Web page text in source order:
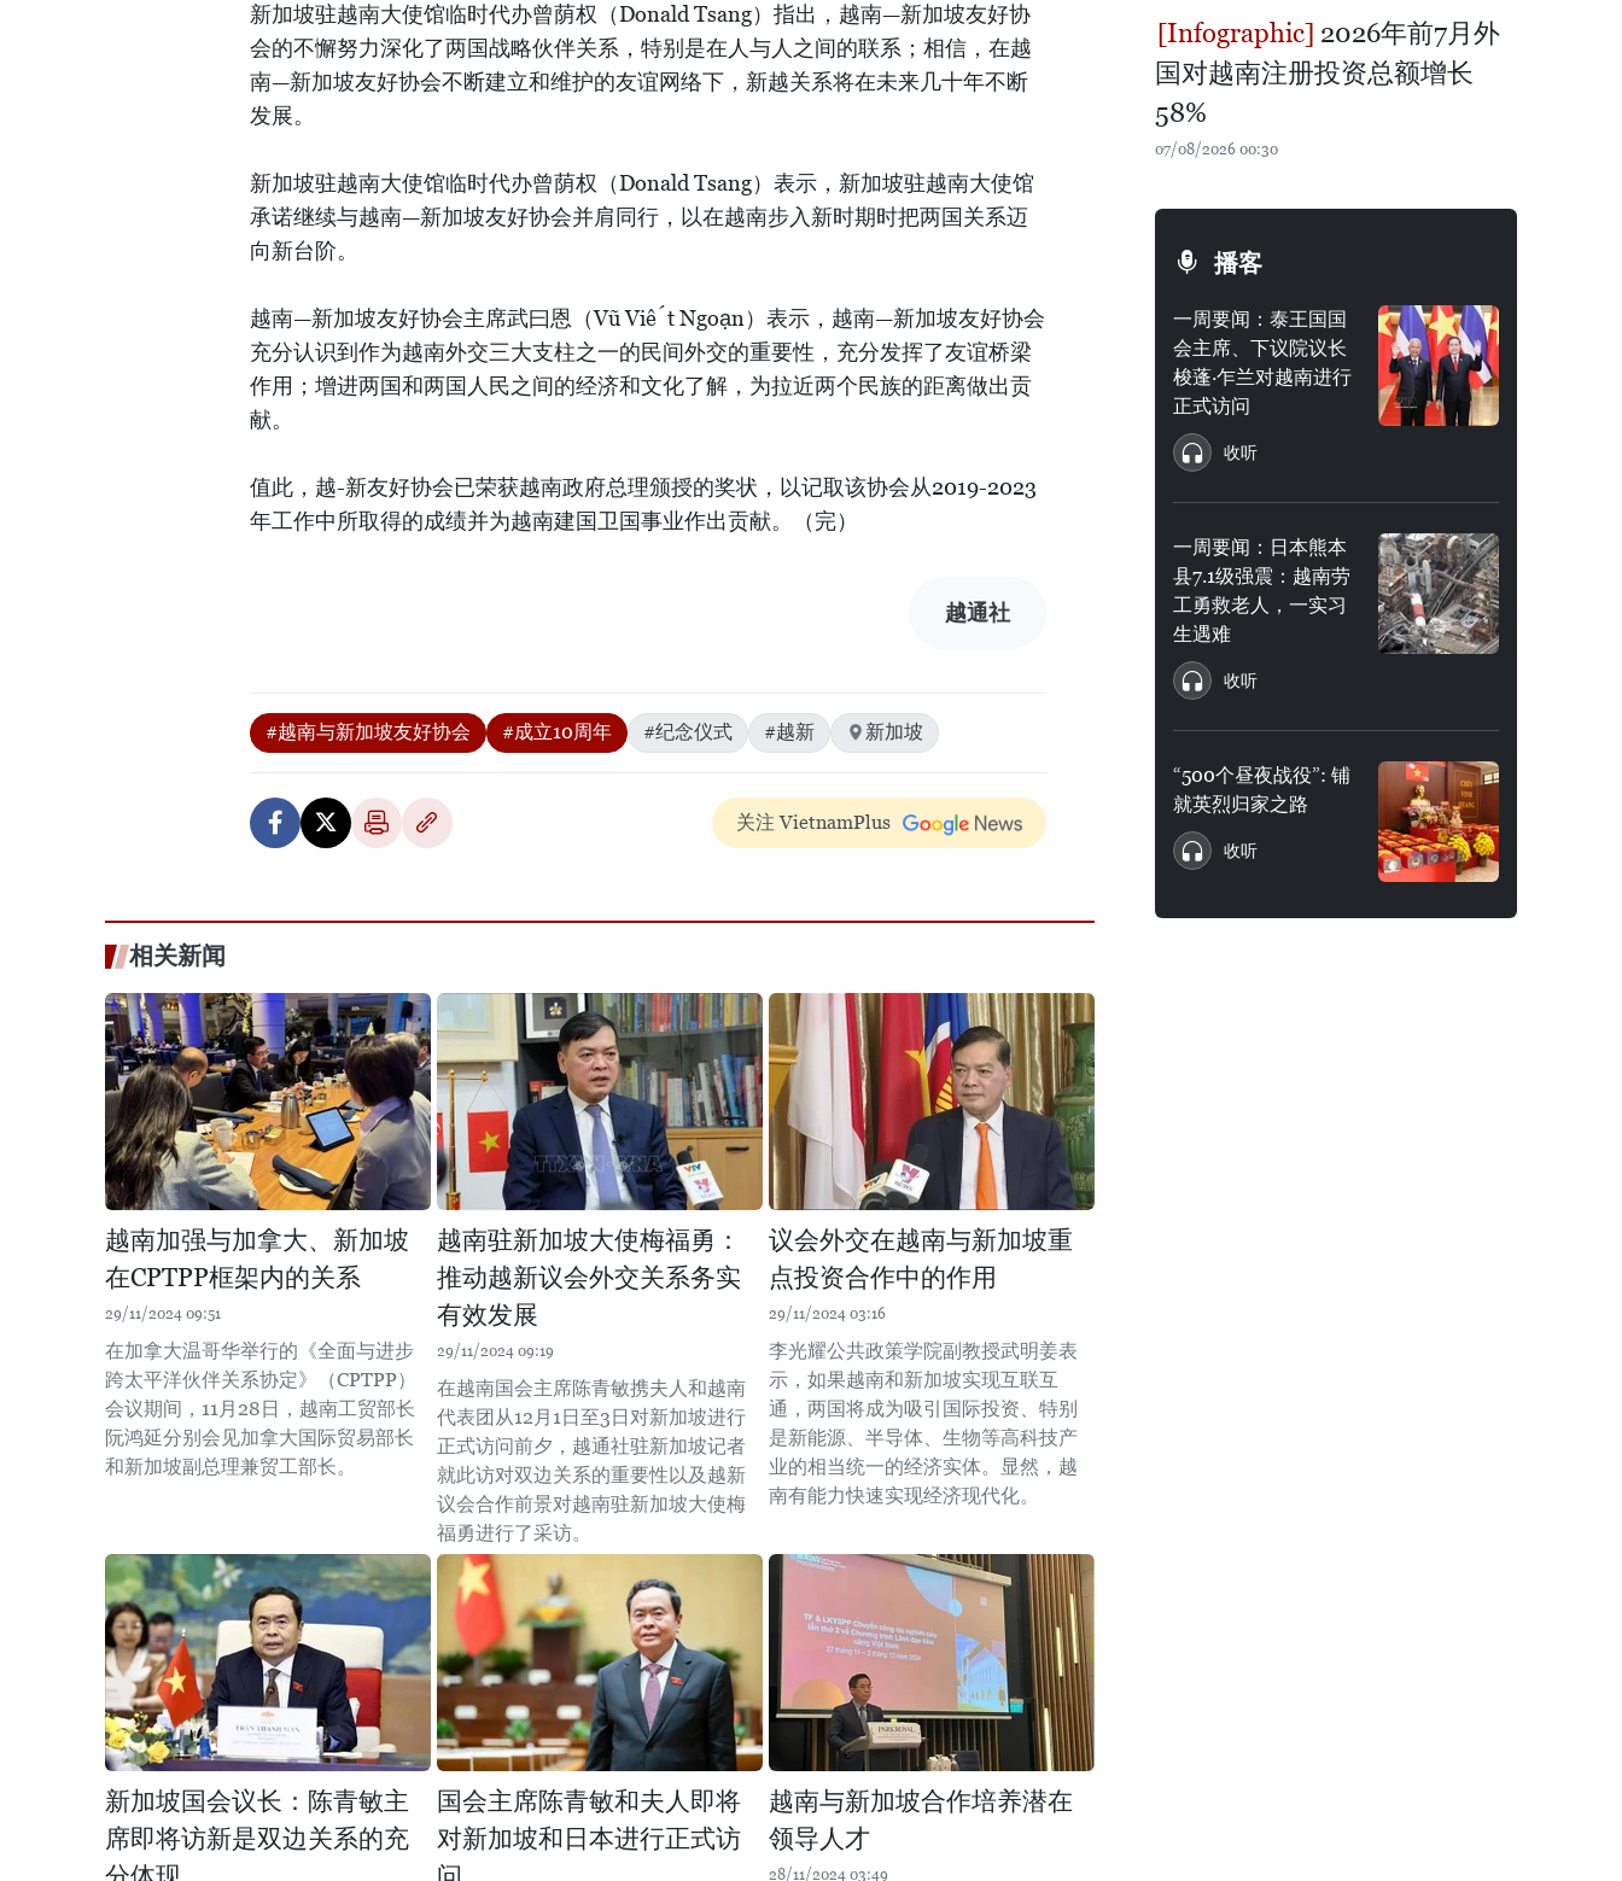
新加坡驻越南大使馆临时代办曾荫权（Donald Tsang）指出，越南—新加坡友好协
会的不懈努力深化了两国战略伙伴关系，特别是在人与人之间的联系；相信，在越
南—新加坡友好协会不断建立和维护的友谊网络下，新越关系将在未来几十年不断
发展。
新加坡驻越南大使馆临时代办曾荫权（Donald Tsang）表示，新加坡驻越南大使馆
承诺继续与越南—新加坡友好协会并肩同行，以在越南步入新时期时把两国关系迈
向新台阶。
越南—新加坡友好协会主席武曰恩（Vũ Viết Ngoạn）表示，越南—新加坡友好协会
充分认识到作为越南外交三大支柱之一的民间外交的重要性，充分发挥了友谊桥梁
作用；增进两国和两国人民之间的经济和文化了解，为拉近两个民族的距离做出贡
献。
值此，越-新友好协会已荣获越南政府总理颁授的奖状，以记取该协会从2019-2023
年工作中所取得的成绩并为越南建国卫国事业作出贡献。（完）
越通社
#越南与新加坡友好协会 #成立10周年 #纪念仪式 #越新 新加坡
关注 VietnamPlus
相关新闻
越南加强与加拿大、新加坡
在CPTPP框架内的关系
29/11/2024 09:51
在加拿大温哥华举行的《全面与进步
跨太平洋伙伴关系协定》（CPTPP）
会议期间，11月28日，越南工贸部长
阮鸿延分别会见加拿大国际贸易部长
和新加坡副总理兼贸工部长。 ​
越南驻新加坡大使梅福勇：
推动越新议会外交关系务实
有效发展
29/11/2024 09:19
在越南国会主席陈青敏携夫人和越南
代表团从12月1日至3日对新加坡进行
正式访问前夕，越通社驻新加坡记者
就此访对双边关系的重要性以及越新
议会合作前景对越南驻新加坡大使梅
福勇进行了采访。
议会外交在越南与新加坡重
点投资合作中的作用
29/11/2024 03:16
李光耀公共政策学院副教授武明姜表
示，如果越南和新加坡实现互联互
通，两国将成为吸引国际投资、特别
是新能源、半导体、生物等高科技产
业的相当统一的经济实体。显然，越
南有能力快速实现经济现代化。
新加坡国会议长：陈青敏主
席即将访新是双边关系的充
国会主席陈青敏和夫人即将
对新加坡和日本进行正式访
越南与新加坡合作培养潜在
领导人才
28/11/2024 03:49
2026年前7月外
国对越南注册投资总额增长
58%
07/08/2026 00:30
播客
一周要闻：泰王国国
会主席、下议院议长
梭蓬·乍兰对越南进行
正式访问
收听
一周要闻：日本熊本
县7.1级强震：越南劳
工勇救老人，一实习
生遇难
收听
“500个昼夜战役”: 铺
就英烈归家之路
收听